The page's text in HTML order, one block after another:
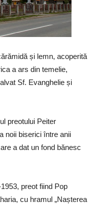
și lemn, acoperită
a ars din temelie,
Sf. Evanghelie și
preotului Peiter
noii biserici între anii
a dat un fond bănesc
preot fiind Pop
cu hramul „Nașterea